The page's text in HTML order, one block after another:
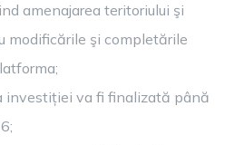
amenajarea teritoriului şi
modificările şi completările
investiției va fi finalizată până